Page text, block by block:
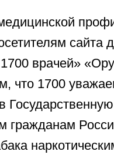
сайта
врачей»
что 1700
гражданам